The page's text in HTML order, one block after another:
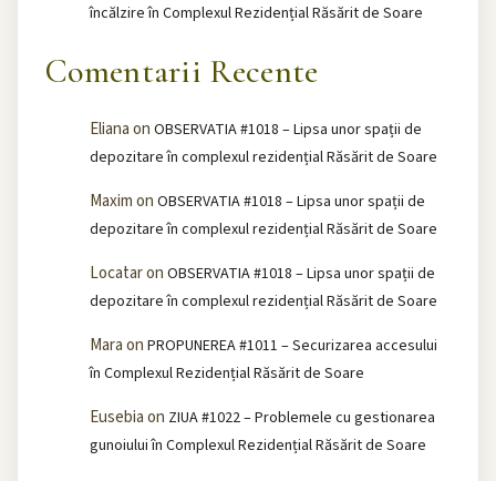
încălzire în Complexul Rezidențial Răsărit de Soare
Comentarii Recente
Elianaon OBSERVATIA #1018 – Lipsa unor spații de
depozitare în complexul rezidențial Răsărit de Soare
Maximon OBSERVATIA #1018 – Lipsa unor spații de
depozitare în complexul rezidențial Răsărit de Soare
Locataron OBSERVATIA #1018 – Lipsa unor spații de
depozitare în complexul rezidențial Răsărit de Soare
Maraon PROPUNEREA #1011 – Securizarea accesului
în Complexul Rezidențial Răsărit de Soare
Eusebiaon ZIUA #1022 – Problemele cu gestionarea
gunoiului în Complexul Rezidențial Răsărit de Soare